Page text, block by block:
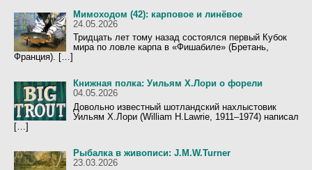
Мимоходом (42): карповое и линёвое
24.05.2026
Тридцать лет тому назад состоялся первый Кубок
мира по ловле карпа в «Фишабиле» (Бретань,
Франция). […]
Книжная полка: Уильям Х.Лори о форели
04.05.2026
Довольно известный шотландский нахлыстовик
Уильям Х.Лори (William H.Lawrie, 1911–1974) написал
[…]
Рыбалка в живописи: J.M.W.Turner
23.03.2026